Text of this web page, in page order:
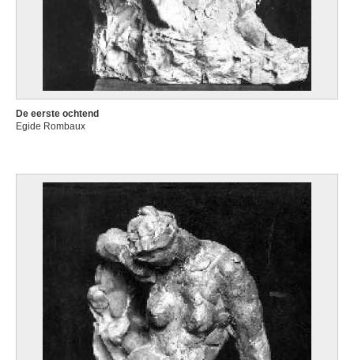
De eerste ochtend
Egide Rombaux